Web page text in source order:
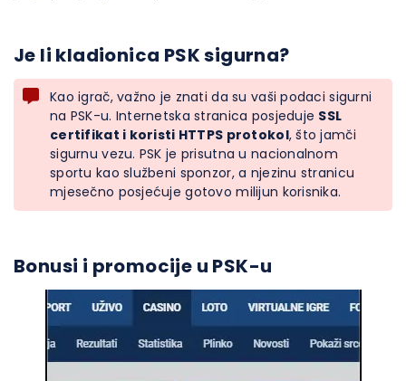
Je li kladionica PSK sigurna?
Kao igrač, važno je znati da su vaši podaci sigurni
na PSK-u. Internetska stranica posjeduje SSL
certifikat i koristi HTTPS protokol, što jamči
sigurnu vezu. PSK je prisutna u nacionalnom
sportu kao službeni sponzor, a njezinu stranicu
mjesečno posjećuje gotovo milijun korisnika.
Bonusi i promocije u PSK-u